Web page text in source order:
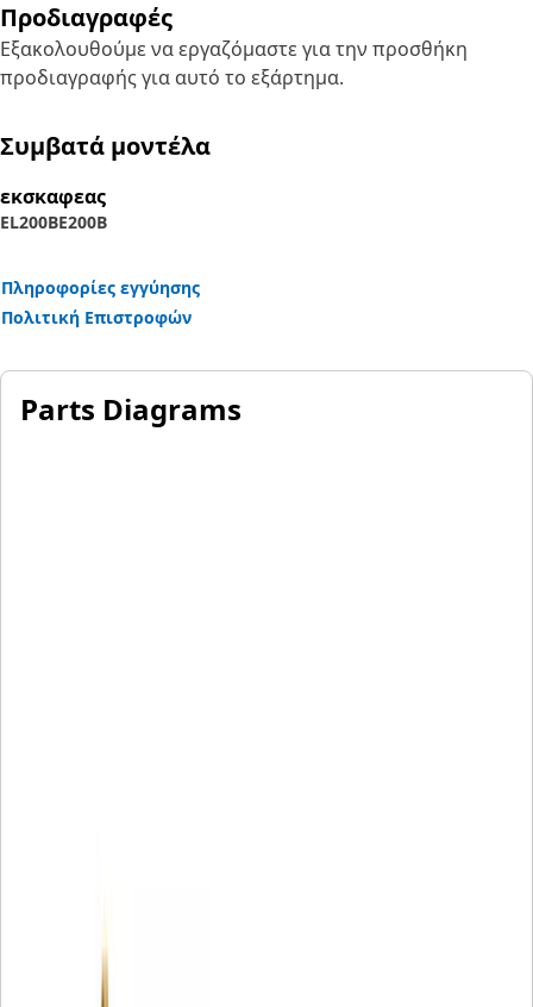
Προδιαγραφές
Εξακολουθούμε να εργαζόμαστε για την προσθήκη
προδιαγραφής για αυτό το εξάρτημα.
Συμβατά μοντέλα
εκσκαφεας
EL200BE200B
Πληροφορίες εγγύησης
Πολιτική Επιστροφών
Parts Diagrams